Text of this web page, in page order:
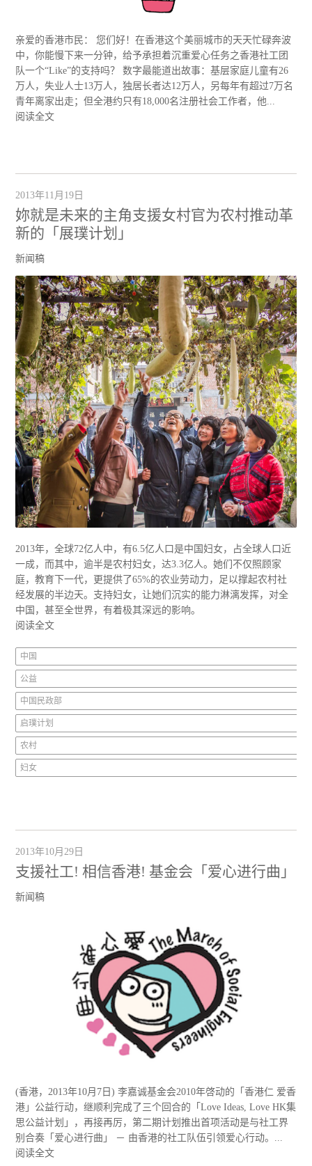
亲爱的香港市民： 您们好！在香港这个美丽城市的天天忙碌奔波
中，你能慢下来一分钟，给予承担着沉重爱心任务之香港社工团
队一个“Like”的支持吗？ 数字最能道出故事：基层家庭儿童有26
万人，失业人士13万人，独居长者达12万人，另每年有超过7万名
青年离家出走；但全港约只有18,000名注册社会工作者，他...
阅读全文
2013年11月19日
妳就是未来的主角支援女村官为农村推动革
新的「展璞计划」
新闻稿
2013年，全球72亿人中，有6.5亿人口是中国妇女，占全球人口近
一成，而其中，逾半是农村妇女，达3.3亿人。她们不仅照顾家
庭，教育下一代，更提供了65%的农业劳动力，足以撑起农村社
经发展的半边天。支持妇女，让她们沉实的能力淋漓发挥，对全
中国，甚至全世界，有着极其深远的影响。
阅读全文
中国
公益
中国民政部
启璞计划
农村
妇女
2013年10月29日
支援社工! 相信香港! 基金会「爱心进行曲」
新闻稿
(香港，2013年10月7日) 李嘉诚基金会2010年啓动的「香港仁 爱香
港」公益行动，继顺利完成了三个回合的「Love Ideas, Love HK集
思公益计划」，再接再厉，第二期计划推出首项活动是与社工界
别合奏「爱心进行曲」 － 由香港的社工队伍引领爱心行动。...
阅读全文